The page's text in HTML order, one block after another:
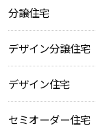
分譲住宅
デザイン分譲住宅
デザイン住宅
セミオーダー住宅